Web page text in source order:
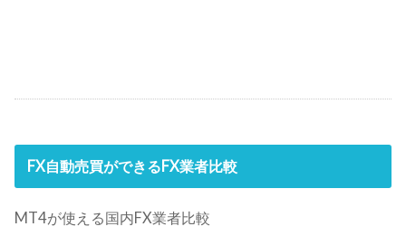
FX自動売買ができるFX業者比較
MT4が使える国内FX業者比較